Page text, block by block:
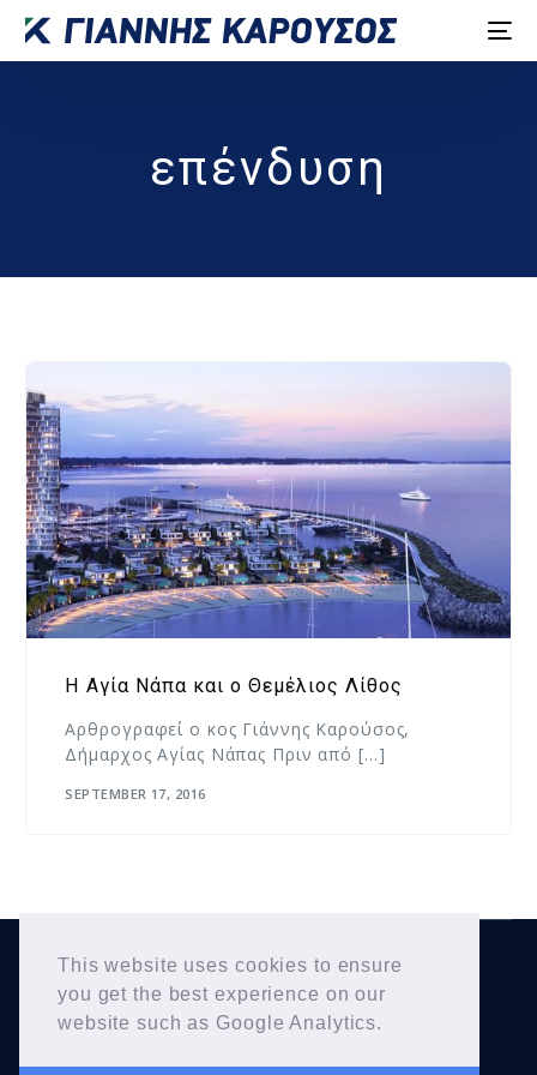
This website uses cookies to ensure
you get the best experience on our
website such as Google Analytics.
επένδυση
Η Αγία Νάπα και ο Θεμέλιος Λίθος
Αρθρογραφεί ο κος Γιάννης Καρούσος,
Δήμαρχος Αγίας Νάπας Πριν από […]
SEPTEMBER 17, 2016
Copyright © 2026Yiannis Karousos. All Rights
Reserved.